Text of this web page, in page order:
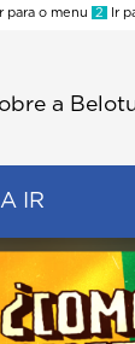
para o menu 2 Ir
a
IR